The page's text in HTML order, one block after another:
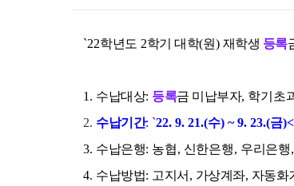
`22학년도 2학기 대학(원) 재학생 등록
1. 수납대상: 등록금 미납부자, 학기초
2. 수납기간: `22. 9. 21.(수) ~ 9. 23.(금)<
3. 수납은행: 농협, 신한은행, 우리은행,
4. 수납방법: 고지서 , 가상계좌, 자동화